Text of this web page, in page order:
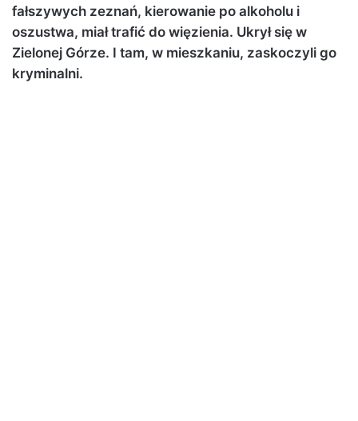
fałszywych zeznań, kierowanie po alkoholu i
oszustwa, miał trafić do więzienia. Ukrył się w
Zielonej Górze. I tam, w mieszkaniu, zaskoczyli go
kryminalni.